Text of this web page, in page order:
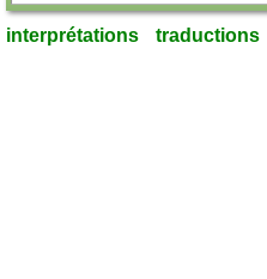
interprétations traductions